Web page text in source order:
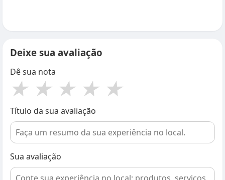
Deixe sua avaliação
Dê sua nota
★ ★ ★ ★ ★
Título da sua avaliação
Sua avaliação